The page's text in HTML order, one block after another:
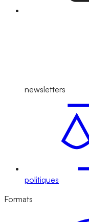
newsletters
politiques
Formats